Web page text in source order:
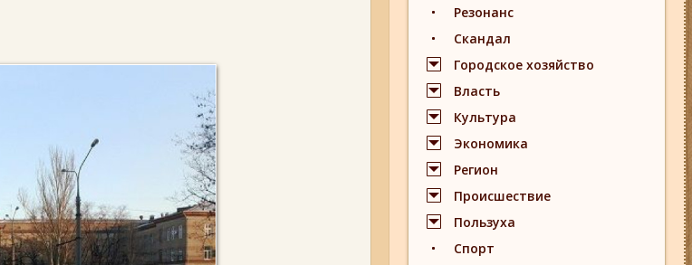
Резонанс
Скандал
Городское хозяйство
Власть
Культура
Экономика
Регион
Происшествие
Пользуха
Спорт